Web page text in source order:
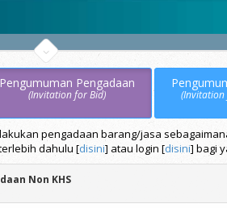
Pengumuman Pengadaan
(Invitation for Bid) (Invitation
pengadaan barang/jasa
dahulu [disini] atau login [disini] bagi
Non KHS